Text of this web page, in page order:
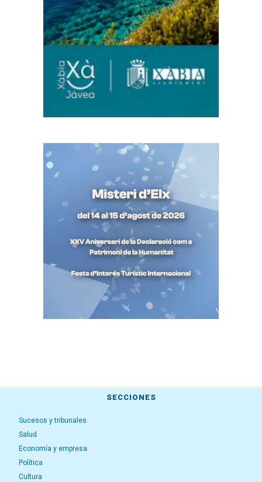
SECCIONES
Sucesos y tribunales
Salud
Economía y empresa
Política
Cultura